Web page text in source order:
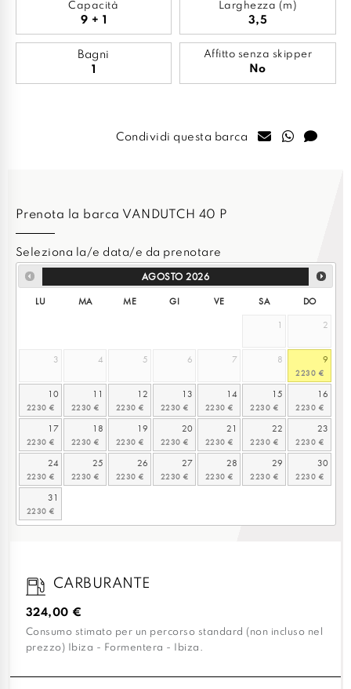
Capacità
9 + 1
Larghezza (m)
3,5
Bagni
1
Affitto senza skipper
No
Condividi questa barca
Prenota la barca VANDUTCH 40 P
Seleziona la/e data/e da prenotare
AGOSTO 2026
LU MA ME GI VE SA
DO
1
2
3 4 5 6 7 8 9
10 11 12 13 14 15 16
17 18 19 20 21 22 23
24 25 26 27 28 29 30
31
CARBURANTE
324,00 €
Consumo stimato per un percorso standard (non incluso nel
prezzo) Ibiza - Formentera - Ibiza.